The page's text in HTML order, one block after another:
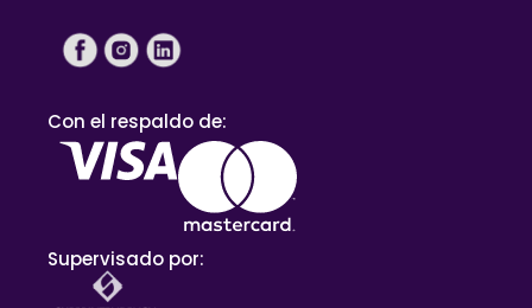
Con el respaldo de:
Supervisado por: